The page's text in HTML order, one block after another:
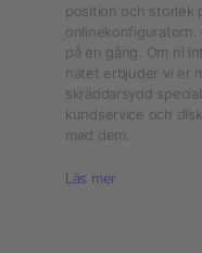
position och storlek
onlinekonfiguratorn.
på en gång. Om ni
nätet erbjuder vi er
skräddarsydd
kundservice och
med dem.
Läs mer